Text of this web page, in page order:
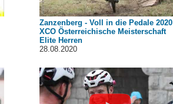
Zanzenberg - Voll in die Pedale 2020
XCO Österreichische Meisterschaft
Elite Herren
28.08.2020